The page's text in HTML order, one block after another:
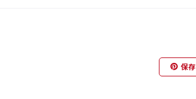
保存